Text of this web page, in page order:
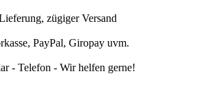
zügiger Versand
PayPal, Giropay uvm.
- Telefon - Wir helfen gerne!